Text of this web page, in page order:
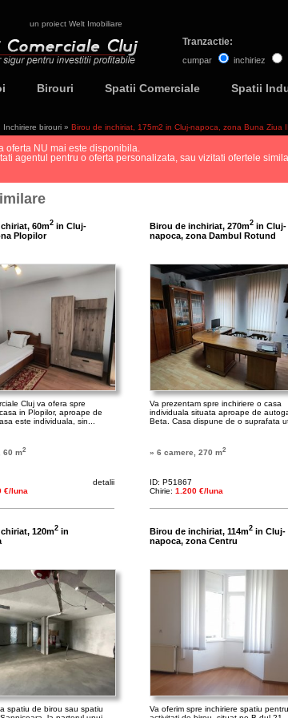
un proiect Welt Imobiliare
Tranzactie:
cumpar inchiriez
Birouri Spatii Comerciale Spatii
Inchiriere birouri » Birou de inchiriat, 175m2 in Cluj-napoca, zona Buna Ziua
oferta NU mai este disponibila.
agentul pentru o oferta personalizata, sau vizitati ofertele
60m2 in Cluj-
Plopilor
Cluj va ofera spre
in Plopilor, aproape de
este individuala, sin...
60 m2
detalii
€/luna
Birou de inchiriat, 270m2 in Cluj-
napoca, zona Dambul Rotund
Va prezentam spre inchiriere o casa
individuala situata aproape de
Beta. Casa dispune de o suprafata
» 6 camere, 270 m2
ID: P51867
Chirie: 1.200 €/luna
120m2 in
spatiu de birou sau spatiu
Birou de inchiriat, 114m2 in Cluj-
napoca, zona Centru
Va oferim spre inchiriere spatiu pentru